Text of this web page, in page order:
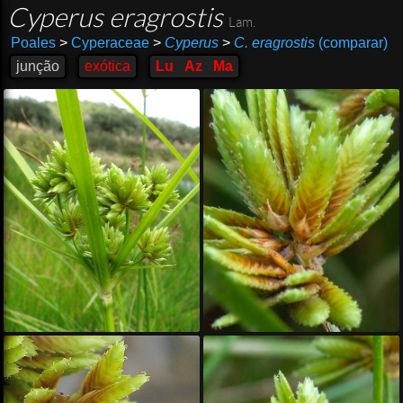
Cyperus eragrostis Lam.
Poales >Cyperaceae > Cyperus > C. eragrostis(comparar)
junção
exótica Lu Az Ma